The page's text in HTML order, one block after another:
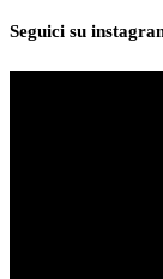
Seguici su